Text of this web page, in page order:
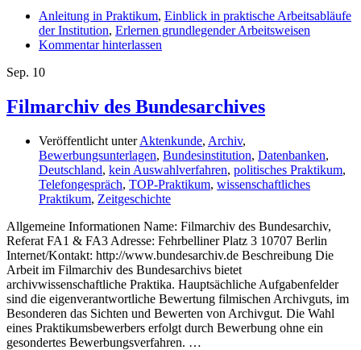
Anleitung in Praktikum, Einblick in praktische Arbeitsabläufe
der Institution, Erlernen grundlegender Arbeitsweisen
Kommentar hinterlassen
Sep. 10
Filmarchiv des Bundesarchives
Veröffentlicht unterAktenkunde, Archiv,
Bewerbungsunterlagen, Bundesinstitution, Datenbanken,
Deutschland, kein Auswahlverfahren, politisches Praktikum,
Telefongespräch, TOP-Praktikum, wissenschaftliches
Praktikum, Zeitgeschichte
Allgemeine Informationen Name: Filmarchiv des Bundesarchiv,
Referat FA1 & FA3 Adresse: Fehrbelliner Platz 3 10707 Berlin
Internet/Kontakt: http://www.bundesarchiv.de Beschreibung Die
Arbeit im Filmarchiv des Bundesarchivs bietet
archivwissenschaftliche Praktika. Hauptsächliche Aufgabenfelder
sind die eigenverantwortliche Bewertung filmischen Archivguts, im
Besonderen das Sichten und Bewerten von Archivgut. Die Wahl
eines Praktikumsbewerbers erfolgt durch Bewerbung ohne ein
gesondertes Bewerbungsverfahren. …